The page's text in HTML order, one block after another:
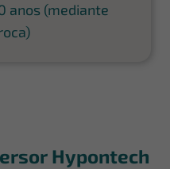
anos (mediante
Hypontech